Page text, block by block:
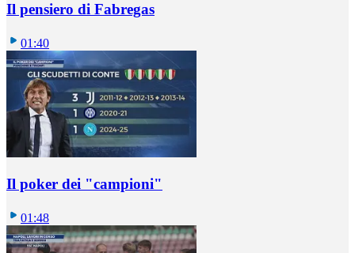
Il pensiero di Fabregas
01:40
Il poker dei "campioni"
01:48